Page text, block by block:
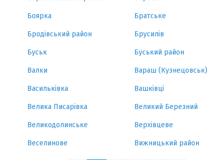
Боярка Братське
Бродівський район Брусилів
Буськ Буський район
Валки Вараш (Кузнецовськ)
Васильківка Вашківці
Велика Писарівка Великий Березний
Великодолинське Верхівцеве
Веселинове Вижницький район